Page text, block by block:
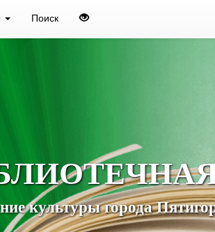
Поиск
культуры города